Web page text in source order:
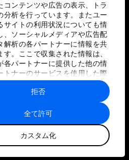
コンテンツや広告の表示、トラ
分析を行っています。またユー
サイトの利用状況についても情
、ソーシャルメディアや広告配
解析の各パートナーに情報を共
す。ここで収集された情報は、
各パートナーに提供した他の情
トナーのサービスを使用した際
た情報と組み合わされ、各パー
って使用されることがありま
全て許可
カスタム化
拒否
ポリシーと利用規約
イトマップ
界経済フォーラム